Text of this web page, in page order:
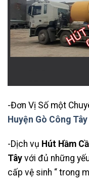
-Đơn Vị Số một
Huyện Gò Công Tây
-Dịch vụ Hút Hầm
Tây với đủ những
cấp vệ sinh “ trong